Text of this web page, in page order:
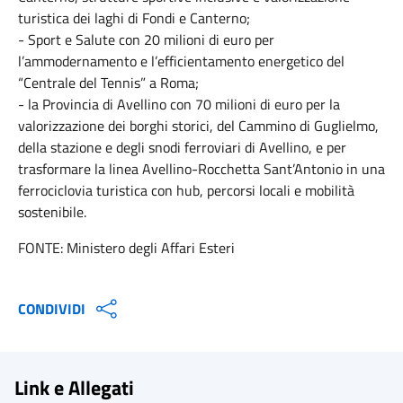
turistica dei laghi di Fondi e Canterno;
- Sport e Salute con 20 milioni di euro per
l’ammodernamento e l’efficientamento energetico del
“Centrale del Tennis” a Roma;
- la Provincia di Avellino con 70 milioni di euro per la
valorizzazione dei borghi storici, del Cammino di Guglielmo,
della stazione e degli snodi ferroviari di Avellino, e per
trasformare la linea Avellino-Rocchetta Sant’Antonio in una
ferrociclovia turistica con hub, percorsi locali e mobilità
sostenibile.
FONTE: Ministero degli Affari Esteri
CONDIVIDI
Link e Allegati